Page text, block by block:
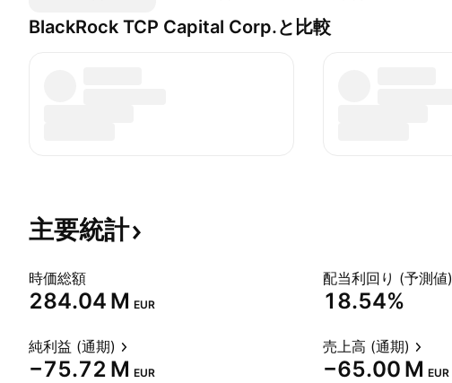
BlackRock TCP Capital Corp.と比較
主要統計
時価総額
‪284.04 M‬ EUR
配当利回り (予測値)
18.54%
純利益 (通期)
‪−75.72 M‬ EUR
売上高 (通期)
‪−65.00 M‬ EUR